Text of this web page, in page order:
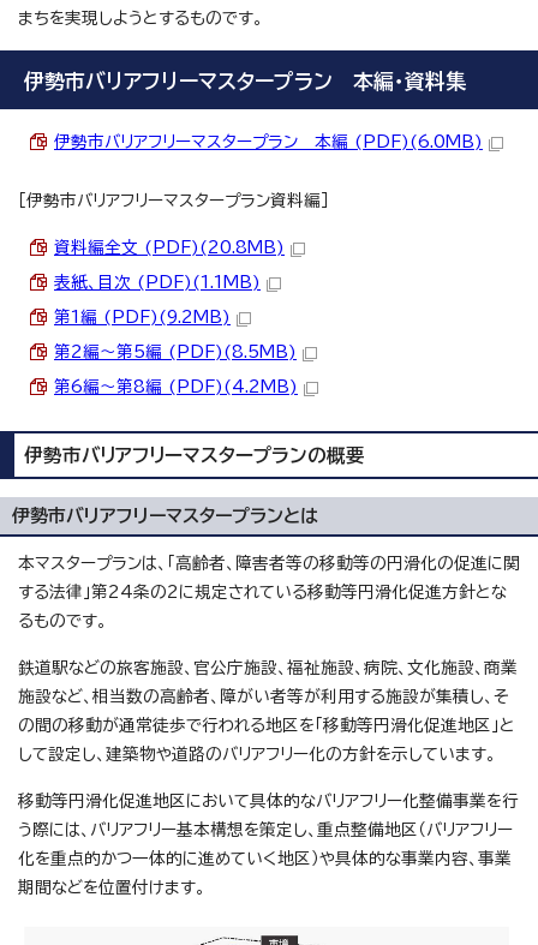
まちを実現しようとするものです。
伊勢市バリアフリーマスタープラン 本編・資料集
伊勢市バリアフリーマスタープラン 本編 (PDF)(6.0MB)
［伊勢市バリアフリーマスタープラン資料編］
資料編全文 (PDF)(20.8MB)
表紙、目次 (PDF)(1.1MB)
第1編 (PDF)(9.2MB)
第2編～第5編 (PDF)(8.5MB)
第6編～第8編 (PDF)(4.2MB)
伊勢市バリアフリーマスタープランの概要
伊勢市バリアフリーマスタープランとは
本マスタープランは、「高齢者、障害者等の移動等の円滑化の促進に関
する法律」第24条の2に規定されている移動等円滑化促進方針とな
るものです。
鉄道駅などの旅客施設、官公庁施設、福祉施設、病院、文化施設、商業
施設など、相当数の高齢者、障がい者等が利用する施設が集積し、そ
の間の移動が通常徒歩で行われる地区を「移動等円滑化促進地区」と
して設定し、建築物や道路のバリアフリー化の方針を示しています。
移動等円滑化促進地区において具体的なバリアフリー化整備事業を行
う際には、バリアフリー基本構想を策定し、重点整備地区（バリアフリー
化を重点的かつ一体的に進めていく地区）や具体的な事業内容、事業
期間などを位置付けます。